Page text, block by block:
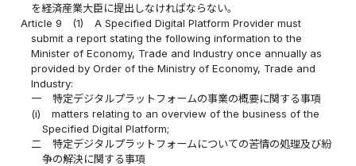
を経済産業大臣に提出しなければならない。
Article 9
(1)
A Specified Digital Platform Provider must
submit a report stating the following information to the
Minister of Economy, Trade and Industry once annually as
provided by Order of the Ministry of Economy, Trade and
Industry:
一
特定デジタルプラットフォームの事業の概要に関する事項
(i)
matters relating to an overview of the business of the
Specified Digital Platform;
二
特定デジタルプラットフォームについての苦情の処理及び紛
争の解決に関する事項